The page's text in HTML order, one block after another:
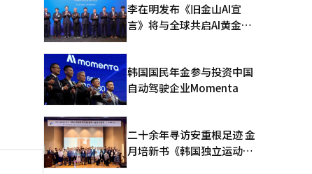
李在明发布《旧金山AI宣
言》将与全球共启AI黄金时
韩国国民年金参与投资中国
自动驾驶企业Momenta
二十余年寻访安重根足迹 金
月培新书《韩国独立运动圣